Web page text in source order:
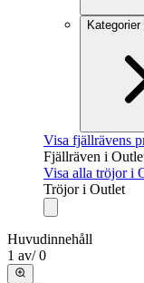
Visa fjällrävens
Fjällräven i
Visa alla tröjor i
Tröjor i Outlet
Huvudinnehåll
1 av/ 0